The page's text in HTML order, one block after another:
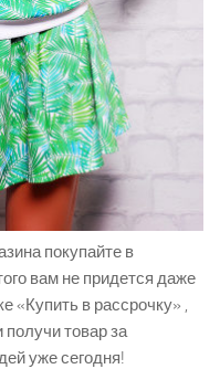
покупайте в
вам не придется даже
«Купить в рассрочку» ,
товар за
уже сегодня!